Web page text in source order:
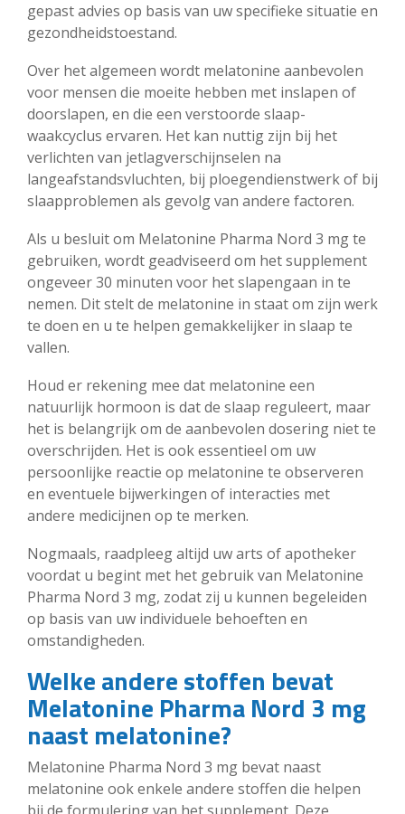
gepast advies op basis van uw specifieke situatie en
gezondheidstoestand.
Over het algemeen wordt melatonine aanbevolen
voor mensen die moeite hebben met inslapen of
doorslapen, en die een verstoorde slaap-
waakcyclus ervaren. Het kan nuttig zijn bij het
verlichten van jetlagverschijnselen na
langeafstandsvluchten, bij ploegendienstwerk of bij
slaapproblemen als gevolg van andere factoren.
Als u besluit om Melatonine Pharma Nord 3 mg te
gebruiken, wordt geadviseerd om het supplement
ongeveer 30 minuten voor het slapengaan in te
nemen. Dit stelt de melatonine in staat om zijn werk
te doen en u te helpen gemakkelijker in slaap te
vallen.
Houd er rekening mee dat melatonine een
natuurlijk hormoon is dat de slaap reguleert, maar
het is belangrijk om de aanbevolen dosering niet te
overschrijden. Het is ook essentieel om uw
persoonlijke reactie op melatonine te observeren
en eventuele bijwerkingen of interacties met
andere medicijnen op te merken.
Nogmaals, raadpleeg altijd uw arts of apotheker
voordat u begint met het gebruik van Melatonine
Pharma Nord 3 mg, zodat zij u kunnen begeleiden
op basis van uw individuele behoeften en
omstandigheden.
Welke andere stoffen bevat
Melatonine Pharma Nord 3 mg
naast melatonine?
Melatonine Pharma Nord 3 mg bevat naast
melatonine ook enkele andere stoffen die helpen